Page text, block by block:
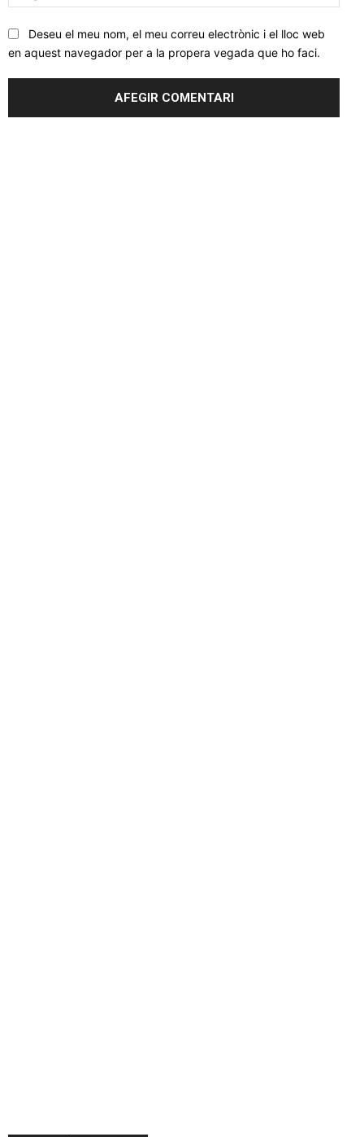
web:
Deseu el meu nom, el meu correu electrònic i el lloc web
en aquest navegador per a la propera vegada que ho faci.